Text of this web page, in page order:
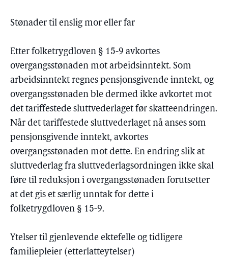
Stønader til enslig mor eller far
Etter folketrygdloven § 15-9 avkortes
overgangsstønaden mot arbeidsinntekt. Som
arbeidsinntekt regnes pensjonsgivende inntekt, og
overgangsstønaden ble dermed ikke avkortet mot
det tariffestede sluttvederlaget før skatteendringen.
Når det tariffestede sluttvederlaget nå anses som
pensjonsgivende inntekt, avkortes
overgangsstønaden mot dette. En endring slik at
sluttvederlag fra sluttvederlagsordningen ikke skal
føre til reduksjon i overgangsstønaden forutsetter
at det gis et særlig unntak for dette i
folketrygdloven § 15-9.
Ytelser til gjenlevende ektefelle og tidligere
familiepleier (etterlatteytelser)